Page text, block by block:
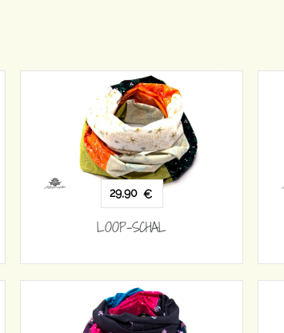
29,90 €
LOOP-SCHAL